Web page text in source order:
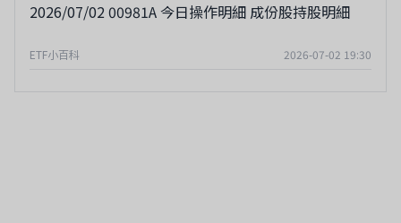
2026/07/02 00981A 今日操作明細 成份股持股明細
ETF小百科 2026-07-02 19:30